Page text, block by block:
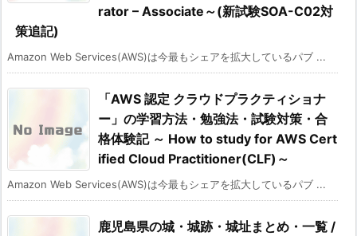
rator – Associate～(新試験SOA-C02対
策追記)
Amazon Web Services(AWS)は今最もシェアを拡大しているパブ ...
「AWS 認定 クラウドプラクティショナ
ー」の学習方法・勉強法・試験対策・合
格体験記 ～ How to study for AWS Cert
ified Cloud Practitioner(CLF)～
Amazon Web Services(AWS)は今最もシェアを拡大しているパブ ...
鹿児島県の城・城跡・城址まとめ・一覧 /